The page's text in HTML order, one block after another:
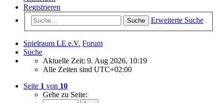
Registrieren
Suche Erweiterte Suche
Spielraum LE e.V. Forum
Suche
Aktuelle Zeit: 9. Aug 2026, 10:19
Alle Zeiten sind UTC+02:00
Seite 1 von 10
Gehe zu Seite: